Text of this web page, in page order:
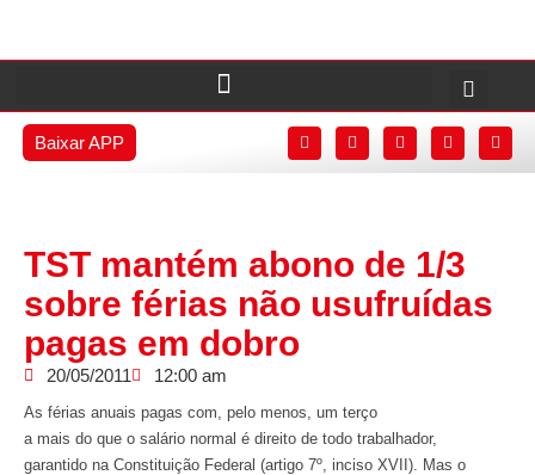
Baixar APP
TST mantém abono de 1/3
sobre férias não usufruídas
pagas em dobro
20/05/2011 12:00 am
As férias anuais pagas com, pelo menos, um terço
a mais do que o salário normal é direito de todo trabalhador,
garantido na Constituição Federal (artigo 7º, inciso XVII). Mas o